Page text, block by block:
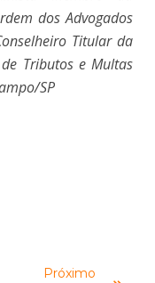
dos Advogados
Titular da
Tributos e Multas
SP
Próximo